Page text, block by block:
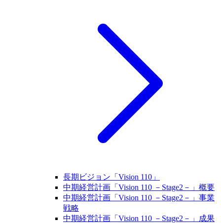
長期ビジョン「Vision 110」
中期経営計画「Vision 110 －Stage2－」概要
中期経営計画「Vision 110 －Stage2－」事業
戦略
中期経営計画「Vision 110 －Stage2－」成果